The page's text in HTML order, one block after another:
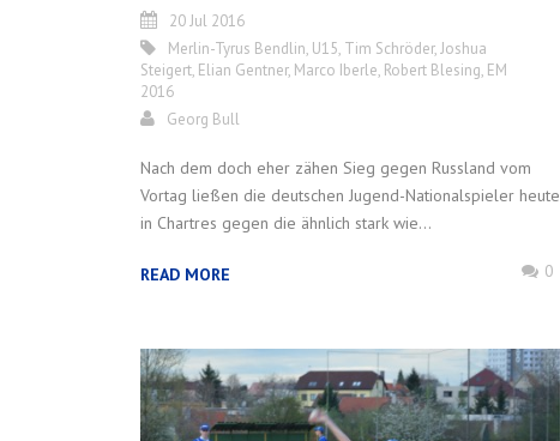
20 Jul 2016
Merlin-Tyrus Bendlin, U15, Tim Schröder,Joshua
Steigert, Elian Gentner, Marco Iberle, Robert Blesing, EM
2016
Georg Bull
Nach dem doch eher zähen Sieg gegen Russland vom
Vortag ließen die deutschen Jugend-Nationalspieler heute
in Chartres gegen die ähnlich stark wie...
READ MORE 0